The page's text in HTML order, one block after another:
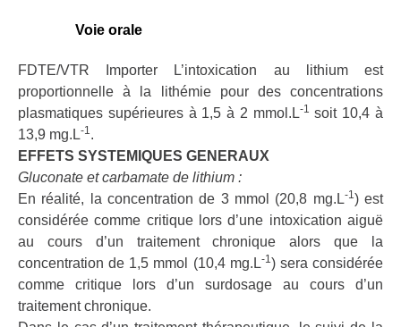
Voie orale
FDTE/VTR Importer L’intoxication au lithium est
proportionnelle à la lithémie pour des concentrations
plasmatiques supérieures à 1,5 à 2 mmol.L-1 soit 10,4 à
13,9 mg.L-1.
EFFETS SYSTEMIQUES GENERAUX
Gluconate et carbamate de lithium :
En réalité, la concentration de 3 mmol (20,8 mg.L-1) est
considérée comme critique lors d’une intoxication aiguë
au cours d’un traitement chronique alors que la
concentration de 1,5 mmol (10,4 mg.L-1) sera considérée
comme critique lors d’un surdosage au cours d’un
traitement chronique.